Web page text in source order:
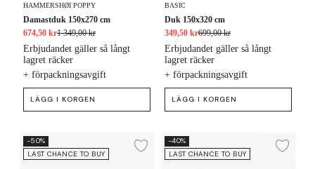
HAMMERSHØI POPPY
Damastduk 150x270 cm
674,50 kr1 349,00 kr
+ förpackningsavgift
Erbjudandet gäller så långt
lagret räcker
LÄGG I KORGEN
BASIC
Duk 150x320 cm
349,50 kr699,00 kr
+ förpackningsavgift
Erbjudandet gäller så långt
lagret räcker
LÄGG I KORGEN
Duk 150x220 cm
-50%
LAST CHANCE TO BUY
Lägg till i önskelista
Duk 140x180 cm
-40%
LAST CHANCE TO BUY